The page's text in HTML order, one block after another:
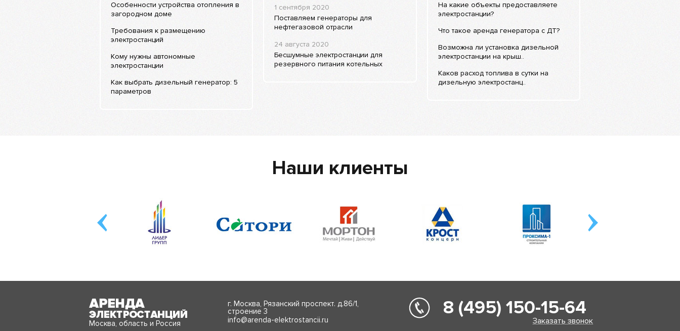
Особенности устройства отопления в
загородном доме
Требования к размещению
электростанций
Кому нужны автономные
электростанции
Как выбрать дизельный генератор: 5
параметров
1 сентября 2020
Поставляем генераторы для
нефтегазовой отрасли
24 августа 2020
Бесшумные электростанции для
резервного питания котельных
На какие объекты предоставляете
электростанции?
Что такое аренда генератора с ДТ?
Возможна ли установка дизельной
электростанции на крыш..
Каков расход топлива в сутки на
дизельную электростанц..
Наши клиенты
Москва, область и Россия
г. Москва, Рязанский проспект. д.86/1,
строение 3
info@arenda-elektrostancii.ru
8 (495) 150-15-64
Заказать звонок